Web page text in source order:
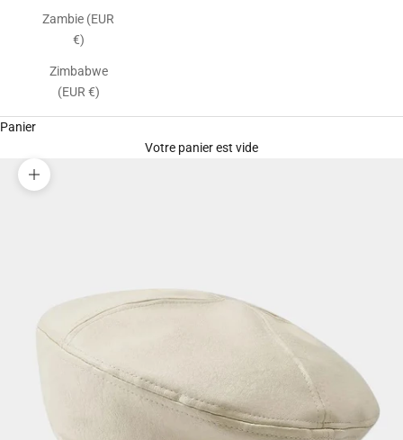
Zambie (EUR
€)
Zimbabwe
(EUR €)
Panier
Votre panier est vide
Zoomer sur l'image